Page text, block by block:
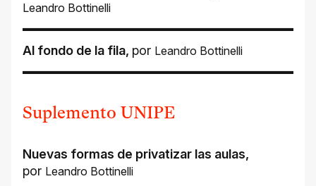
Leandro Bottinelli
Al fondo de la fila, por Leandro Bottinelli
Suplemento UNIPE
Nuevas formas de privatizar las aulas,
por Leandro Bottinelli